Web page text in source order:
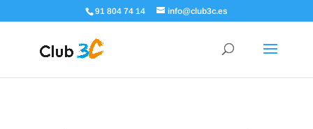
91 804 74 14 info@club3c.es